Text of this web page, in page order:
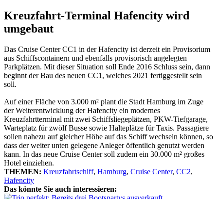
Kreuzfahrt-Terminal Hafencity wird
umgebaut
Das Cruise Center CC1 in der Hafencity ist derzeit ein Provisorium
aus Schiffscontainern und ebenfalls provisorisch angelegten
Parkplätzen. Mit dieser Situation soll Ende 2016 Schluss sein, dann
beginnt der Bau des neuen CC1, welches 2021 fertiggestellt sein
soll.
Auf einer Fläche von 3.000 m² plant die Stadt Hamburg im Zuge
der Weiterentwicklung der Hafencity ein modernes
Kreuzfahrtterminal mit zwei Schiffsliegeplätzen, PKW-Tiefgarage,
Warteplatz für zwölf Busse sowie Halteplätze für Taxis. Passagiere
sollen nahezu auf gleicher Höhe auf das Schiff wechseln können, so
dass der weiter unten gelegene Anleger öffentlich genutzt werden
kann. In das neue Cruise Center soll zudem ein 30.000 m² großes
Hotel einziehen.
THEMEN: Kreuzfahrtschiff, Hamburg, Cruise Center, CC2,
Hafencity
Das könnte Sie auch interessieren: